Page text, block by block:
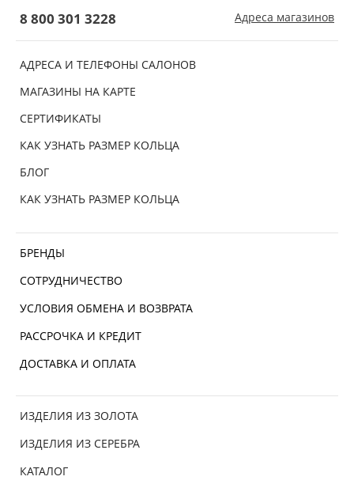
АДРЕСА И ТЕЛЕФОНЫ САЛОНОВ
МАГАЗИНЫ НА КАРТЕ
СЕРТИФИКАТЫ
КАК УЗНАТЬ РАЗМЕР КОЛЬЦА
БЛОГ
КАК УЗНАТЬ РАЗМЕР КОЛЬЦА
БРЕНДЫ
СОТРУДНИЧЕСТВО
УСЛОВИЯ ОБМЕНА И ВОЗВРАТА
РАССРОЧКА И КРЕДИТ
ДОСТАВКА И ОПЛАТА
ИЗДЕЛИЯ ИЗ ЗОЛОТА
ИЗДЕЛИЯ ИЗ СЕРЕБРА
КАТАЛОГ
8 800 301 3228 Адреса магазинов